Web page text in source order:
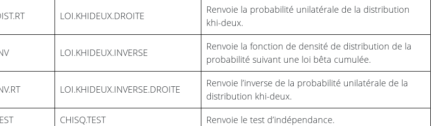
LOI.KHIDEUX.DROITE
Renvoie la probabilité unilatérale de la distribution
khi-deux.
LOI.KHIDEUX.INVERSE
Renvoie la fonction de densité de distribution de la
probabilité suivant une loi bêta cumulée.
LOI.KHIDEUX.INVERSE.DROITE
Renvoie l’inverse de la probabilité unilatérale de la
distribution khi-deux.
CHISQ.TEST Renvoie le test d’indépendance.